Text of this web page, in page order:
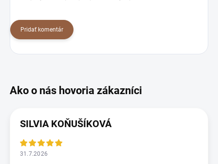
Pridať komentár
SILVIA KOŇUŠÍKOVÁ
31.7.2026